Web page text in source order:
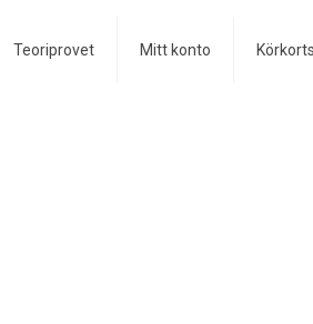
Teoriprovet Mitt konto